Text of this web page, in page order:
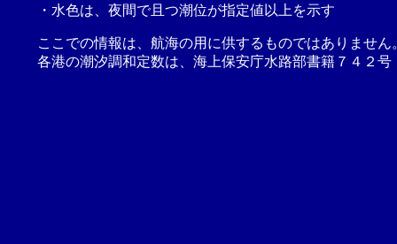
・水色は、夜間で且つ潮位が指定値以上を示す
ここでの情報は、航海の用に供するものではありませ
各港の潮汐調和定数は、海上保安庁水路部書籍７４２